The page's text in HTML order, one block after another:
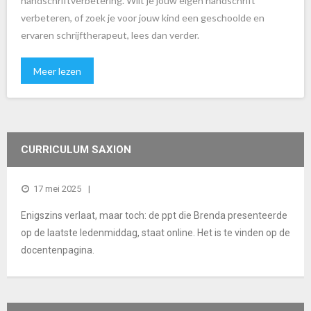
verbeteren, of zoek je voor jouw kind een geschoolde en
ervaren schrijftherapeut, lees dan verder.
Meer lezen
CURRICULUM SAXION
17 mei 2025
Enigszins verlaat, maar toch: de ppt die Brenda presenteerde
op de laatste ledenmiddag, staat online. Het is te vinden op de
docentenpagina.